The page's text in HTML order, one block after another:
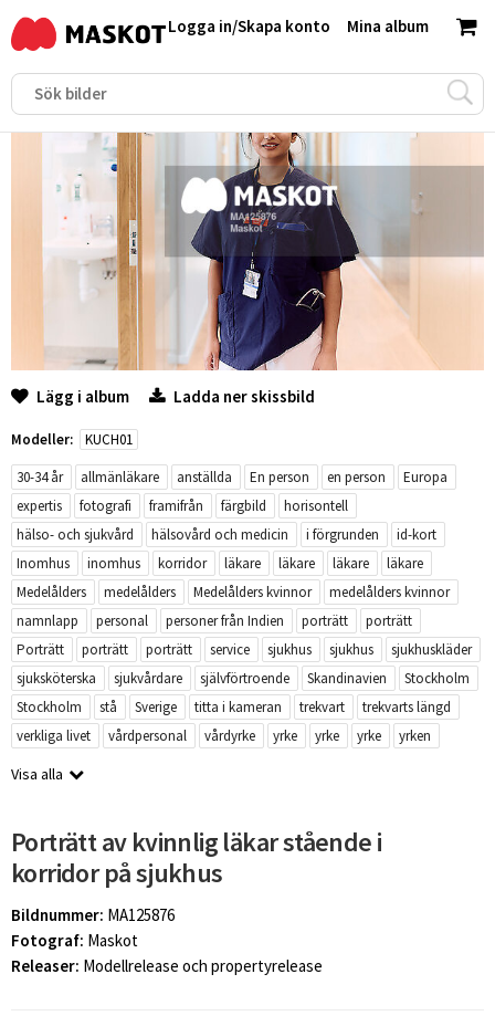
Mina album
Logga in/Skapa konto
Lägg i album Ladda ner skissbild
Modeller:
KUCH01
30-34 år
allmänläkare anställda En person en person
Europa
expertis
fotografi framifrån färgbild
horisontell
hälso- och sjukvård
hälsovård och medicin i förgrunden
id-kort
Inomhus
inomhus korridor läkare läkare läkare
läkare
Medelålders
medelålders Medelålders kvinnor
medelålders kvinnor
namnlapp
personal personer från Indien porträtt
porträtt
Porträtt
porträtt porträtt service sjukhus sjukhus
sjukhuskläder
sjuksköterska
sjukvårdare självförtroende Skandinavien
Stockholm
Stockholm
stå Sverige titta i kameran trekvart
trekvarts längd
verkliga livet
vårdpersonal vårdyrke yrke yrke yrke yrken
Visa alla
Porträtt av kvinnlig läkar stående i
korridor på sjukhus
Bildnummer: MA125876
Fotograf: Maskot
Releaser: Modellrelease och propertyrelease